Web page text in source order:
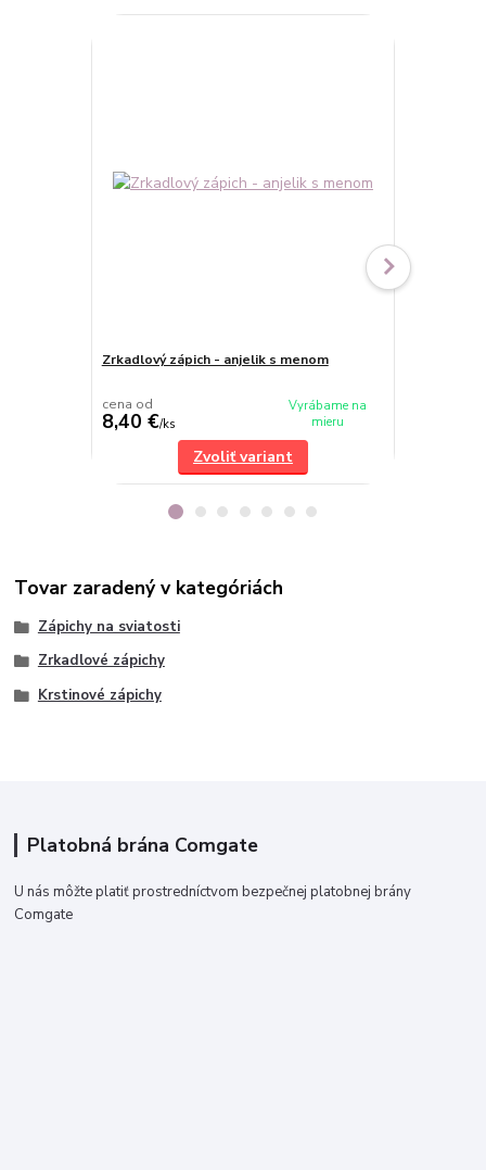
Zrkadlový zápich - anjelik s menom
cena od
8,40 €/ks
Vyrábame na
mieru
Zvoliť variant
Tovar zaradený v kategóriách
Zápichy na sviatosti
Zrkadlové zápichy
Krstinové zápichy
Platobná brána Comgate
U nás môžte platiť prostredníctvom bezpečnej platobnej brány
Comgate